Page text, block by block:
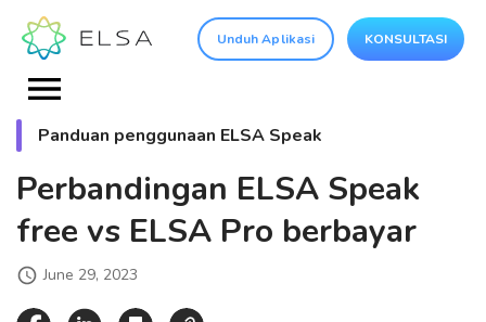
Unduh Aplikasi KONSULTASI
Panduan penggunaan ELSA Speak
Perbandingan ELSA Speak
free vs ELSA Pro berbayar
June 29, 2023